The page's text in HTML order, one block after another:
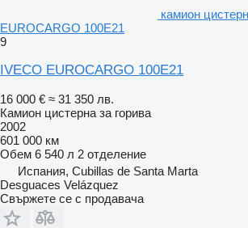
камион
EUROCARGO 100E21
9
IVECO EUROCARGO 100E21
16 000 € ≈ 31 350 лв.
Камион цистерна за горива
2002
601 000 км
Обем 6 540 л 2 отделение
Испания, Cubillas de Santa Marta
Desguaces Velázquez
Свържете се с продавача